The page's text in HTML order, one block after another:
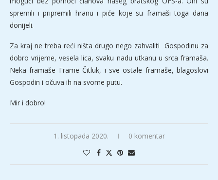
spremili i pripremili hranu i piće koje su framaši toga dana
donijeli.
Za kraj ne treba reći ništa drugo nego zahvaliti Gospodinu za
dobro vrijeme, vesela lica, svaku nadu utkanu u srca framaša.
Neka framaše Frame Čitluk, i sve ostale framaše, blagoslovi
Gospodin i očuva ih na svome putu.
Mir i dobro!
1. listopada 2020. 0 komentar